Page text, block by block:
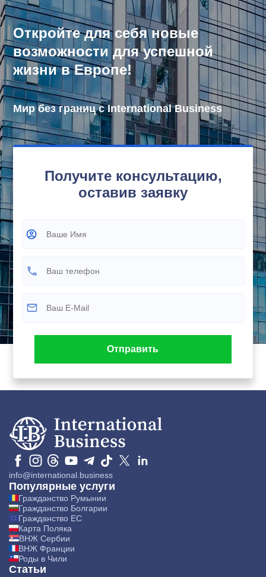
Откройте для себя новые
возможности для успешной
жизни в Европе!
Мир без границ с International Business
Получите консультацию,
оставив заявку
info@international.business
Популярные услуги
Гражданство Румынии
Гражданство Болгарии
Гражданство ЕС
Карта Поляка
ВНЖ Сербии
ВНЖ Франции
Роды в Чили
Статьи